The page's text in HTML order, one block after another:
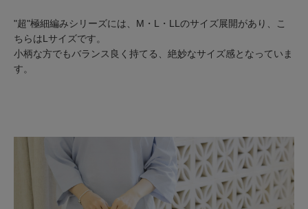
"超"極細編みシリーズには、M・L・LLのサイズ展開があり、こ
ちらはLサイズです。
小柄な方でもバランス良く持てる、絶妙なサイズ感となっていま
す。